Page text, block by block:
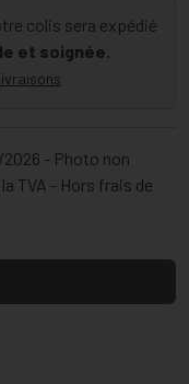
colis sera expédié
et soignée.
2026 - Photo non
TVA - Hors frais de